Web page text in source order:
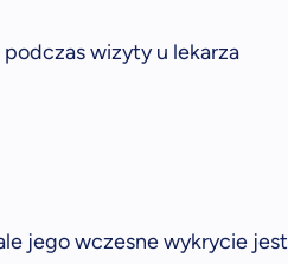
wizyty u lekarza
jego wczesne wykrycie jest